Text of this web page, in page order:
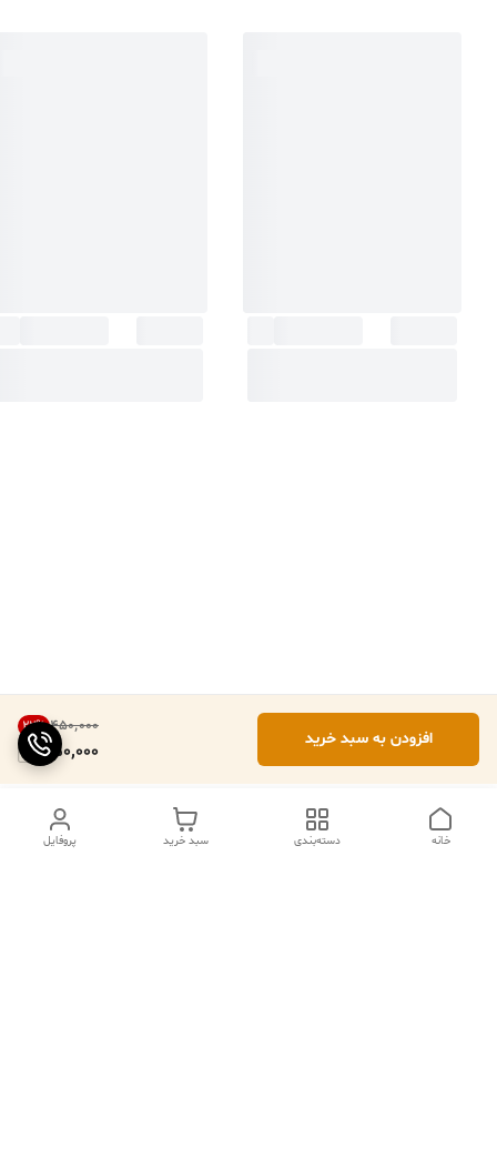
۴۵۰٬۰۰۰ 22%
350,000
افزودن به سبد خرید
پروفایل سبد خرید دسته‌بندی خانه